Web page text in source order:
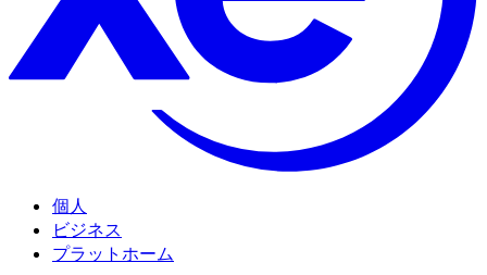
個人
ビジネス
プラットホーム